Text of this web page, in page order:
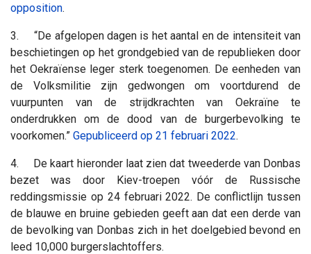
opposition.
3. “De afgelopen dagen is het aantal en de intensiteit van
beschietingen op het grondgebied van de republieken door
het Oekraïense leger sterk toegenomen. De eenheden van
de Volksmilitie zijn gedwongen om voortdurend de
vuurpunten van de strijdkrachten van Oekraïne te
onderdrukken om de dood van de burgerbevolking te
voorkomen.” Gepubliceerd op 21 februari 2022.
4. De kaart hieronder laat zien dat tweederde van Donbas
bezet was door Kiev-troepen vóór de Russische
reddingsmissie op 24 februari 2022. De conflictlijn tussen
de blauwe en bruine gebieden geeft aan dat een derde van
de bevolking van Donbas zich in het doelgebied bevond en
leed 10,000 burgerslachtoffers.